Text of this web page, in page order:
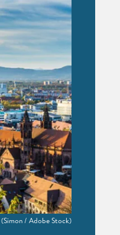
(Simon / Adobe Stock)